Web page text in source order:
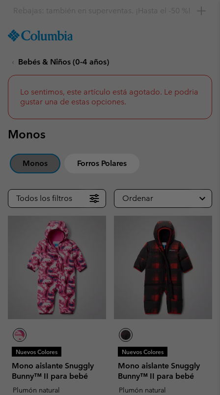
TO
SKIP
NAV
SKIP
TO
Consigue un 10 % de descuento
Bebés & Niños (0-4 años)
Lo sentimos, este artículo está agotado. Le podria
gustar una de estas opciones.
Monos
Monos Forros Polares
Todos los filtros Ordenar
Nuevos Colores
Mono aislante Snuggly
Bunny™ II para bebé
Plumón natural
Nuevos Colores
Mono aislante Snuggly
Bunny™ II para bebé
Plumón natural